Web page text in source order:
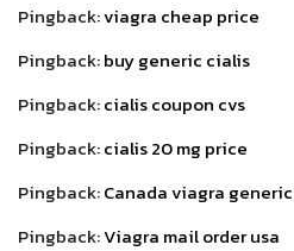
Pingback:viagra cheap price
Pingback:buy generic cialis
Pingback:cialis coupon cvs
Pingback:cialis 20 mg price
Pingback:Canada viagra generic
Pingback:Viagra mail order usa